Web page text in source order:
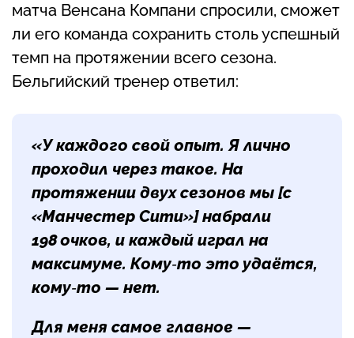
матча Венсана Компани спросили, сможет
ли его команда сохранить столь успешный
темп на протяжении всего сезона.
Бельгийский тренер ответил:
«У каждого свой опыт. Я лично
проходил через такое. На
протяжении двух сезонов мы [с
«Манчестер Сити»] набрали
198 очков, и каждый играл на
максимуме. Кому‑то это удаётся,
кому‑то — нет.
Для меня самое главное —